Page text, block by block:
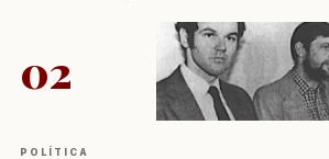
02
POLÍTICA